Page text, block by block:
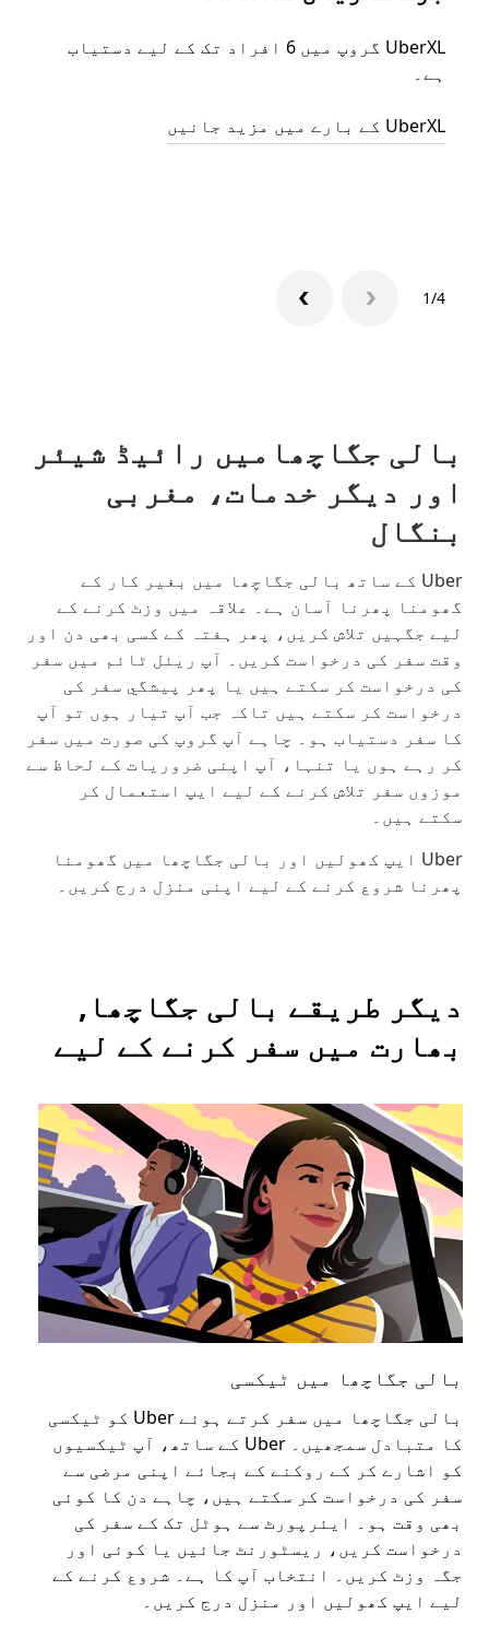
UberXL گروپ میں 6 افراد تک کے لیے دستیاب
ہے۔
UberXL کے بارے میں مزید جانیں
1/4
بالی جگاچھامیں رائیڈ شیئر
اور دیگر خدمات، مغربی
بنگال
Uber کے ساتھ بالی جگاچھا میں بغیر کار کے
گھومنا پھرنا آسان ہے۔ علاقہ میں وزٹ کرنے کے
لیے جگہیں تلاش کریں، پھر ہفتہ کے کسی بھی دن اور
وقت سفر کی درخواست کریں۔ آپ ریئل ٹائم میں سفر
کی درخواست کر سکتے ہیں یا پھر پیشگي سفر کی
درخواست کر سکتے ہیں تاکہ جب آپ تیار ہوں تو آپ
کا سفر دستیاب ہو۔ چاہے آپ گروپ کی صورت میں سفر
کر رہے ہوں یا تنہا، آپ اپنی ضروریات کے لحاظ سے
موزوں سفر تلاش کرنے کے لیے ایپ استعمال کر
سکتے ہیں۔
Uber ایپ کھولیں اور بالی جگاچھا میں گھومنا
پھرنا شروع کرنے کے لیے اپنی منزل درج کریں۔
دیگر طریقے بالی جگاچھا,
بھارت میں سفر کرنے کے لیے
بالی جگاچھا میں ٹیکسی
بالی جگاچھا میں سفر کرتے ہوئے Uber کو ٹیکسی
کا متبادل سمجھیں۔ Uber کے ساتھ، آپ ٹیکسیوں
کو اشارے کر کے روکنے کے بجائے اپنی مرضی سے
سفر کی درخواست کر سکتے ہیں، چاہے دن کا کوئی
بھی وقت ہو۔ ایئرپورٹ سے ہوٹل تک کے سفر کی
درخواست کریں، ریسٹورنٹ جائیں یا کوئی اور
جگہ وزٹ کریں۔ انتخاب آپ کا ہے۔ شروع کرنے کے
لیے ایپ کھولیں اور منزل درج کریں۔